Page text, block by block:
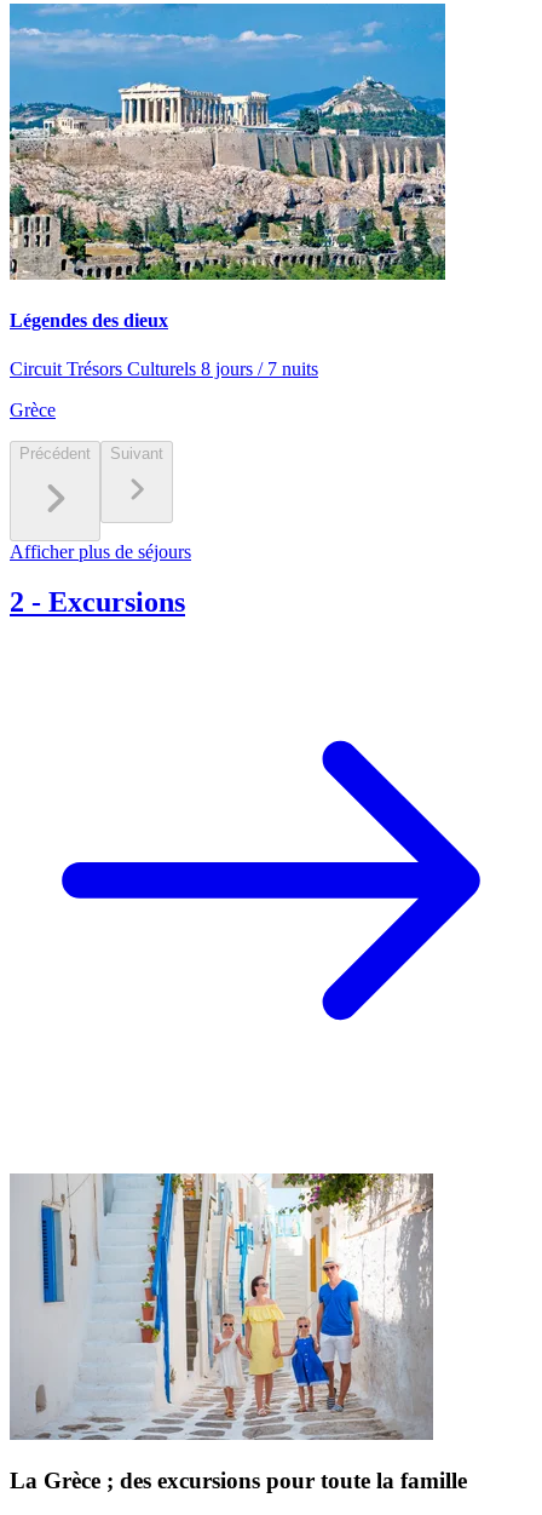
Légendes des dieux
Circuit Trésors Culturels 8 jours / 7 nuits
Grèce
Précédent Suivant
Afficher plus de séjours
2 - Excursions
La Grèce ; des excursions pour toute la famille